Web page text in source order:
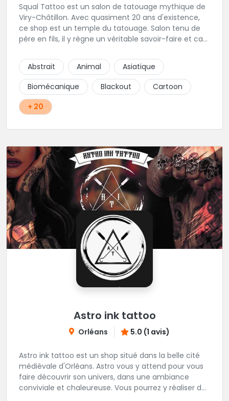
Squal Tattoo est un salon de tatouage mythique de
Viry-Châtillon. Avec quasiment 20 ans d'existence,
ce shop est un temple du tatouage. Salon tenu de
père en fils, il y règne un véritable savoir-faire et ca
réalisés par les tatoueurs du shop. N'hésitez-plus,
Squal Tattoo est un véritable institution du tatouage
!!
Abstrait Animal
Asiatique
Biomécanique
Blackout
Cartoon
+ 20
Astro ink tattoo
Orléans 5.0 (1 avis)
Astro ink tattoo est un shop situé dans la belle cité
médiévale d'Orléans. Astro vous y attend pour vous
faire découvrir son univers, dans une ambiance
conviviale et chaleureuse. Vous pourrez y réaliser des